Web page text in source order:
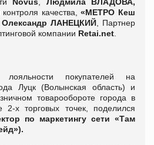
качества,«МЕТРО Кеш
Олександр ЛАНЕЦКИЙ, Партнер
компании Retai.net
покупателей на
Луцк (Волынская область) и
товарообороте города в
х торговых точек, поделился
по маркетингу сети «Там
.